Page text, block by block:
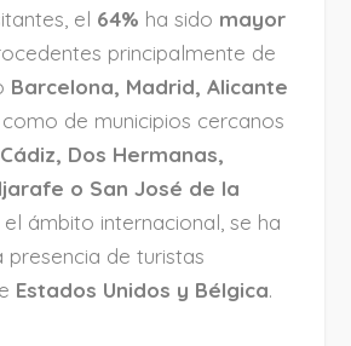
el 64% ha sido mayor
principalmente de
Barcelona, Madrid, Alicante
como de municipios cercanos
Dos Hermanas,
o San José de la
el ámbito internacional, se ha
de turistas
Estados Unidos y Bélgica.